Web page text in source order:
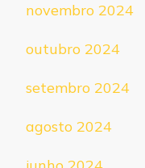
novembro 2024
outubro 2024
setembro 2024
agosto 2024